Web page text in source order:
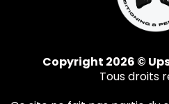
Copyright 2026 ©
Tous droits